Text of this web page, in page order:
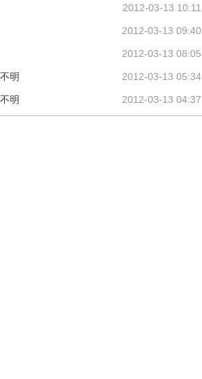
2012-03-13 10:11
2012-03-13 09:40
2012-03-13 08:05
2012-03-13 05:34
明
2012-03-13 04:37
明